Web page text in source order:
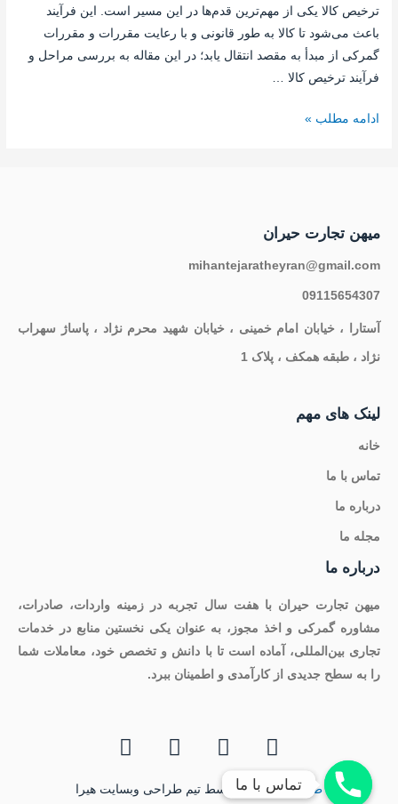
ترخیص کالا یکی از مهم‌ترین قدم‌ها در این مسیر است. این فرآیند
باعث می‌شود تا کالا به طور قانونی و با رعایت مقررات و مقررات
گمرکی از مبدأ به مقصد انتقال یابد؛ در این مقاله به بررسی مراحل و
فرآیند ترخیص کالا …
ادامه مطلب »
میهن تجارت حیران
mihantejaratheyran@gmail.com
09115654307
آستارا ، خیابان امام خمینی ، خیابان شهید محرم نژاد ، پاساژ سهراب
نژاد ، طبقه همکف ، پلاک 1
لینک های مهم
خانه
تماس با ما
درباره ما
مجله ما
درباره ما
میهن تجارت حیران با هفت سال تجربه در زمینه واردات، صادرات،
مشاوره گمرکی و اخذ مجوز، به عنوان یکی نخستین منابع در خدمات
تجاری بین‌المللی، آماده است تا با دانش و تخصص خود، معاملات شما
را به سطح جدیدی از کارآمدی و اطمینان ببرد.
طراحی وبسایتتوسط تیم طراحی وبسایت هیراتماس با ما
تماس با ما